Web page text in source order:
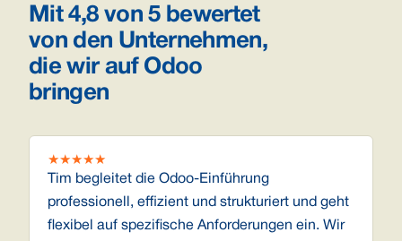
Mit 4,8 von 5 bewertet
von den Unternehmen,
die wir auf Odoo
bringen
★★★★★
Tim begleitet die Odoo-Einführung
professionell, effizient und strukturiert und geht
flexibel auf spezifische Anforderungen ein. Wir